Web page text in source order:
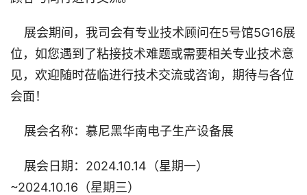
展会期间，我司会有专业技术顾问在5号馆5G16展
位，如您遇到了粘接技术难题或需要相关专业技术意
见，欢迎随时莅临进行技术交流或咨询，期待与各位
会面！
展会名称：慕尼黑华南电子生产设备展
展会日期：2024.10.14（星期一）
~2024.10.16（星期三）